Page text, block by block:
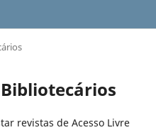
revistas de Acesso Livre